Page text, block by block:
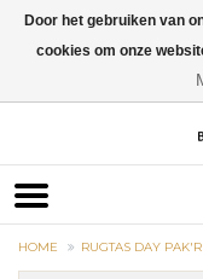
HOME RUGTAS DAY
Door het gebruiken van
cookies om onze